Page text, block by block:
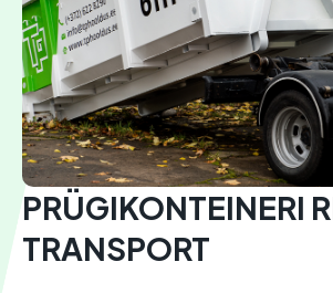
PRÜGIKONTEINERI
TRANSPORT